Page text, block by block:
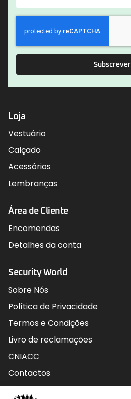
Subscrever
Loja
Vestuário
Calçado
Acessórios
Lembranças
Área de Cliente
Encomendas
Detalhes da conta
Security World
Sobre Nós
Política de Privacidade
Termos e Condições
Livro de reclamações
CNIACC
Contactos